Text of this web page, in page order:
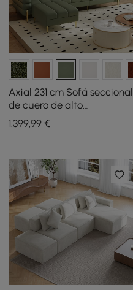
Axial 231 cm Sofá seccional
de cuero de alto
rendimiento de 2 piezas
con otomana, patas
1.399,99 €